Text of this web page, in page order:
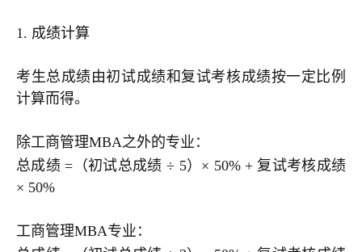
1. 成绩计算
考生总成绩由初试成绩和复试考核成绩按一定比例
计算而得。
除工商管理MBA之外的专业：
总成绩 =（初试总成绩 ÷ 5）× 50% + 复试考核成绩
× 50%
工商管理MBA专业：